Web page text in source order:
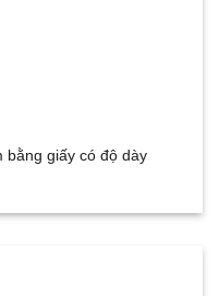
bằng giấy có độ dày